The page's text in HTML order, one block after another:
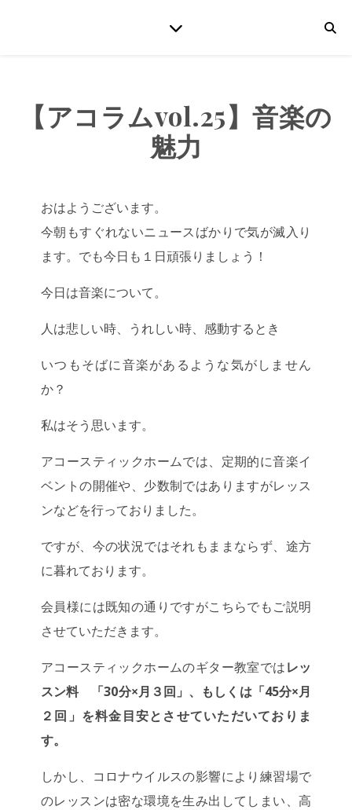
【アコラムvol.25】音楽の
魅力
おはようございます。
今朝もすぐれないニュースばかりで気が滅入り
ます。でも今日も１日頑張りましょう！
今日は音楽について。
人は悲しい時、うれしい時、感動するとき
いつもそばに音楽があるような気がしません
か？
私はそう思います。
アコースティックホームでは、定期的に音楽イ
ベントの開催や、少数制ではありますがレッス
ンなどを行っておりました。
ですが、今の状況ではそれもままならず、途方
に暮れております。
会員様には既知の通りですがこちらでもご説明
させていただきます。
アコースティックホームのギター教室ではレッ
スン料 「30分×月３回」、もしくは「45分×月
２回」を料金目安とさせていただいておりま
す。
しかし、コロナウイルスの影響により練習場で
のレッスンは密な環境を生み出してしまい、高